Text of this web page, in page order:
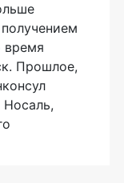
время
. Прошлое,